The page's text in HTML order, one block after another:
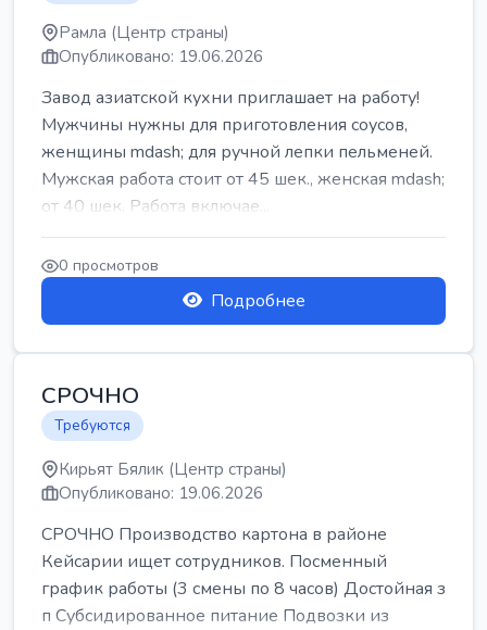
Рамла (Центр страны)
Опубликовано: 19.06.2026
Завод азиатской кухни приглашает на работу!
Мужчины нужны для приготовления соусов,
женщины mdash; для ручной лепки пельменей.
Мужская работа стоит от 45 шек., женская mdash;
от 40 шек. Работа включае...
0 просмотров
Подробнее
СРОЧНО
Требуются
Кирьят Бялик (Центр страны)
Опубликовано: 19.06.2026
СРОЧНО Производство картона в районе
Кейсарии ищет сотрудников. Посменный
график работы (3 смены по 8 часов) Достойная з
п Субсидированное питание Подвозки из